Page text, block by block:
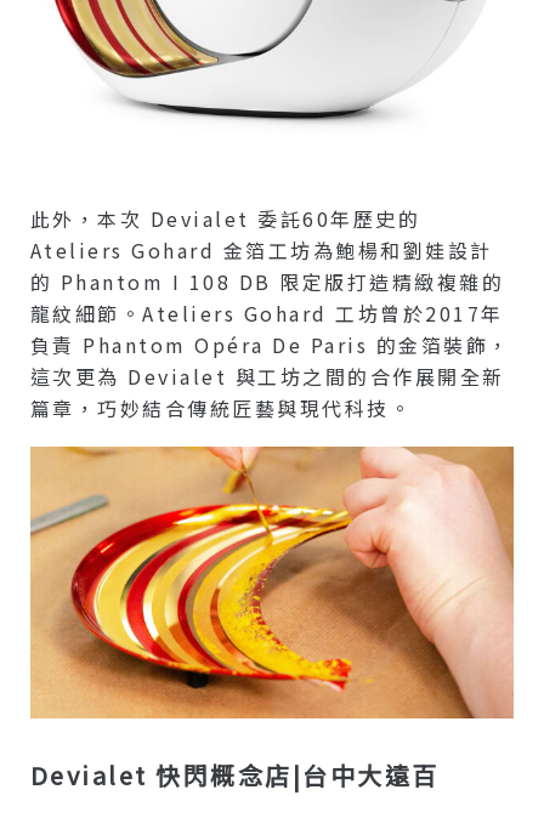
此外，本次 Devialet 委託60年歷史的
Ateliers Gohard 金箔工坊為鮑楊和劉娃設計
的 Phantom I 108 DB 限定版打造精緻複雜的
龍紋細節。Ateliers Gohard 工坊曾於2017年
負責 Phantom Opéra De Paris 的金箔裝飾，
這次更為 Devialet 與工坊之間的合作展開全新
篇章，巧妙結合傳統匠藝與現代科技。
Devialet 快閃概念店|台中大遠百